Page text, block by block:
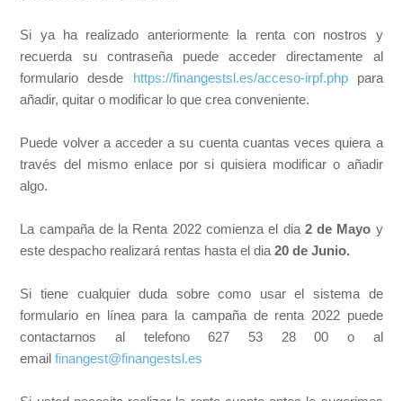
Si ya ha realizado anteriormente la renta con nostros y
recuerda su contraseña puede acceder directamente al
formulario desde https://finangestsl.es/acceso-irpf.phppara
añadir, quitar o modificar lo que crea conveniente.
Puede volver a acceder a su cuenta cuantas veces quiera a
través del mismo enlace por si quisiera modificar o añadir
algo.
La campaña de la Renta 2022 comienza el dia 2 de Mayo y
este despacho realizará rentas hasta el dia20 de Junio.
Si tiene cualquier duda sobre como usar el sistema de
formulario en línea para la campaña de renta 2022 puede
contactarnos al telefono 627 53 28 00 o al
emailfinangest@finangestsl.es